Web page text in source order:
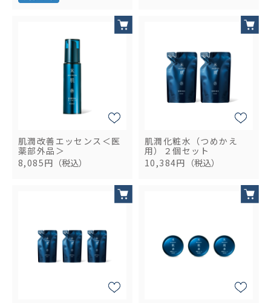
肌潤改善エッセンス＜医
薬部外品＞
8,085円 （税込）
肌潤化粧水（つめかえ
用）２個セット
10,384円 （税込）